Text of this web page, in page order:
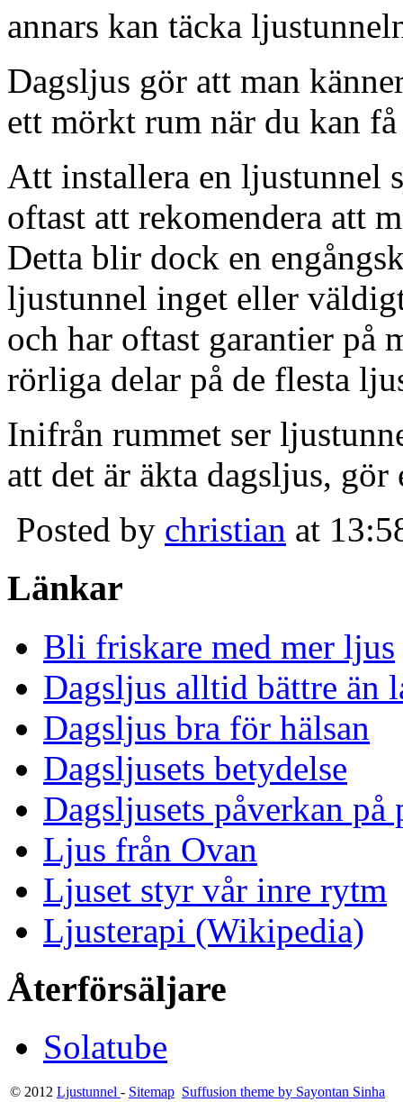
annars kan täcka
Dagsljus gör att man
ett mörkt rum när du kan
Att installera en ljustunnel
oftast att rekomendera att
Detta blir dock en
ljustunnel inget eller
och har oftast garantier på
rörliga delar på de flesta
Inifrån rummet ser
att det är äkta dagsljus,
Posted by christian at
Länkar
Bli friskare med mer ljus
Dagsljus alltid bättre än
Dagsljus bra för hälsan
Dagsljusets betydelse
Dagsljusets påverkan på
Ljus från Ovan
Ljuset styr vår inre rytm
Ljusterapi (Wikipedia)
Återförsäljare
Solatube
© 2012 Ljustunnel - Sitemap Suffusion theme by Sayontan Sinha